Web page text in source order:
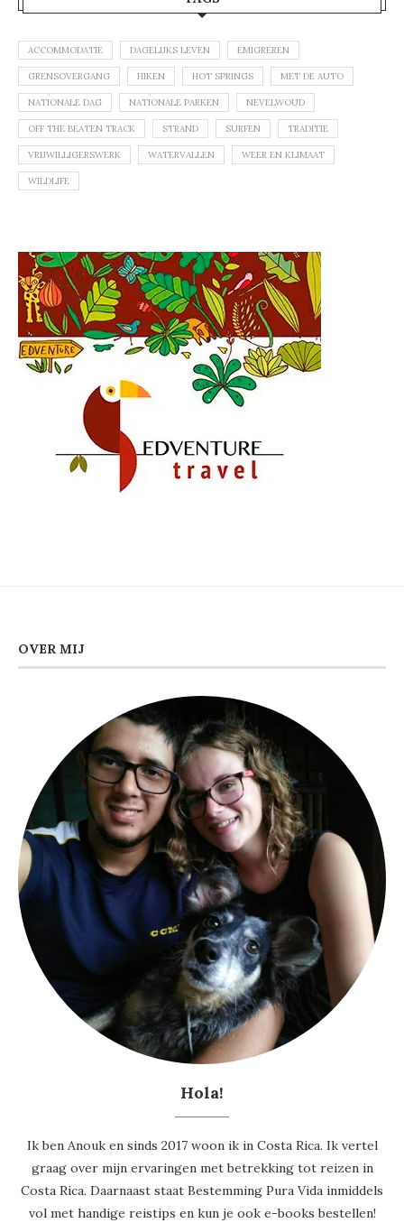
ACCOMMODATIE DAGELIJKS LEVEN EMIGREREN
GRENSOVERGANG HIKEN HOT SPRINGS MET DE AUTO
NATIONALE DAG NATIONALE PARKEN NEVELWOUD
OFF THE BEATEN TRACK STRAND SURFEN TRADITIE
VRIJWILLIGERSWERK WATERVALLEN WEER EN KLIMAAT
WILDLIFE
OVER MIJ
Hola!
Ik ben Anouk en sinds 2017 woon ik in Costa Rica. Ik vertel
graag over mijn ervaringen met betrekking tot reizen in
Costa Rica. Daarnaast staat Bestemming Pura Vida inmiddels
vol met handige reistips en kun je ook e-books bestellen!